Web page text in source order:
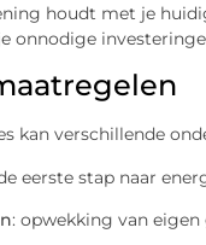
houdt met je
onnodige
kan verschillende
eerste stap naar
: opwekking van